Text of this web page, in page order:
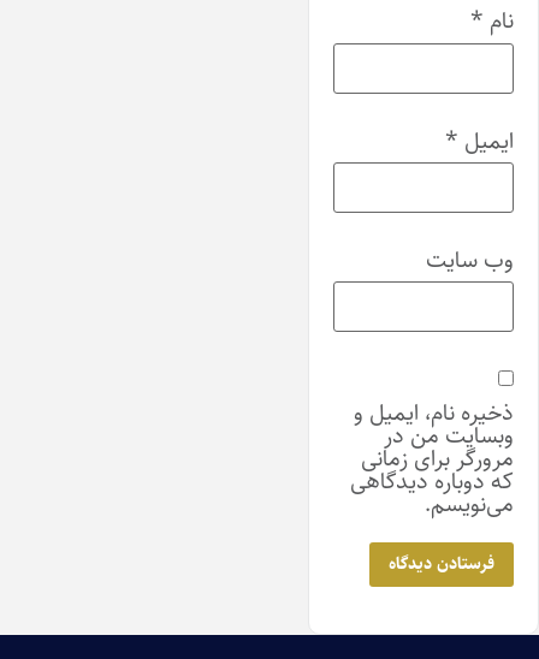
نام *
ایمیل *
وب‌ سایت
ذخیره نام، ایمیل و
وبسایت من در
مرورگر برای زمانی
که دوباره دیدگاهی
می‌نویسم.